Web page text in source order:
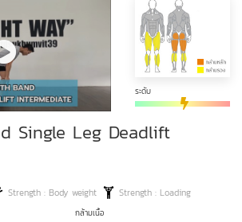
ระดับ
Single Leg Deadlift
Strength : Body weight Strength : Loading
กล้ามเนื้อ